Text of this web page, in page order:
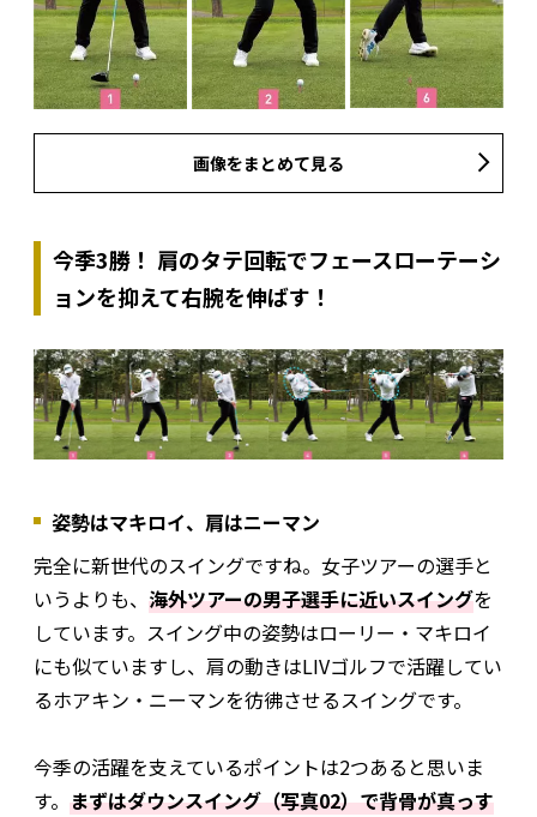
画像をまとめて見る
今季3勝！ 肩のタテ回転でフェースローテーシ
ョンを抑えて右腕を伸ばす！
姿勢はマキロイ、肩はニーマン
完全に新世代のスイングですね。女子ツアーの選手と
いうよりも、 海外ツアーの男子選手に近いスイングを
しています。スイング中の姿勢はローリー・マキロイ
にも似ていますし、肩の動きはLIVゴルフで活躍してい
るホアキン・ニーマンを彷彿させるスイングです。
今季の活躍を支えているポイントは2つあると思いま
す。 まずはダウンスイング（写真02）で背骨が真っす